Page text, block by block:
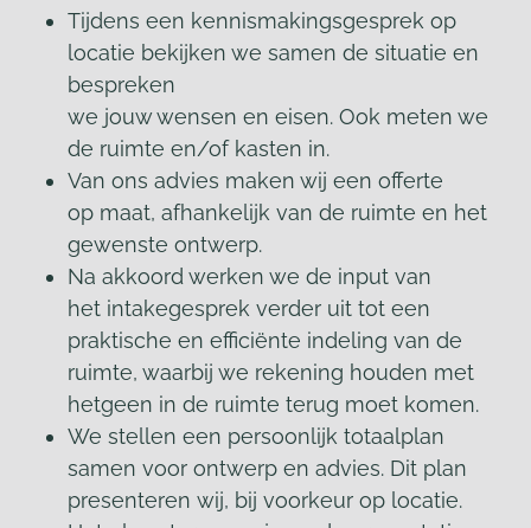
Tijdens een kennismakingsgesprek op
locatie bekijken we samen de situatie en
bespreken
we jouw wensen en eisen. Ook meten we
de ruimte en/of kasten in.
Van ons advies maken wij een offerte
op maat, afhankelijk van de ruimte en het
gewenste ontwerp.
Na akkoord werken we de input van
het intakegesprek verder uit tot een
praktische en efficiënte indeling van de
ruimte, waarbij we rekening houden met
hetgeen in de ruimte terug moet komen.
We stellen een persoonlijk totaalplan
samen voor ontwerp en advies. Dit plan
presenteren wij, bij voorkeur op locatie.